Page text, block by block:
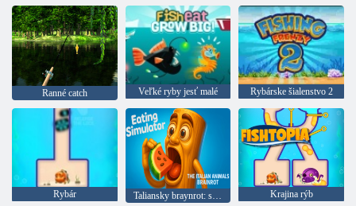
Ranné catch Veľké ryby jesť malé Rybárske šialenstvo 2
Rybár Taliansky braynrot: simulátor stravovania Krajina rýb